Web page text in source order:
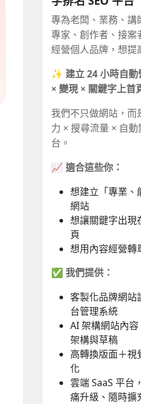
專為老闆、業務、講
專家、創作者、接案
經營個人品牌，想提
✨ 建立 24 小時自
× 變現 × 關鍵字上首
我們不只做網站，而
力 × 搜尋流量 × 自
台。
📈 適合這些你：
想建立「專業、
網站
想讓關鍵字出
頁
想用內容經營轉
✅ 我們提供：
客製化品牌網站
台管理系統
AI 架構網站內
架構與草稿
高轉換版面＋視
化
雲端 SaaS 平台
痛升級、隨時擴